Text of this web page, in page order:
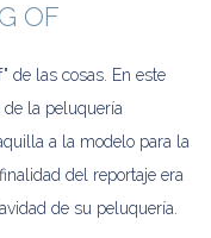
OF
de las cosas. En este
de la peluquería
a la modelo para la
del reportaje era
de su peluquería.